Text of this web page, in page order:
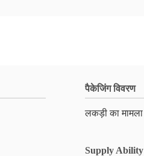
पैकेजिंग विवरण
लकड़ी का मामला
Supply Ability